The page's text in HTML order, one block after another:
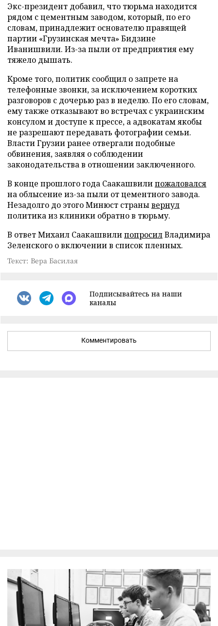
Экс-президент добавил, что тюрьма находится
рядом с цементным заводом, который, по его
словам, принадлежит основателю правящей
партии «Грузинская мечта» Бидзине
Иванишвили. Из-за пыли от предприятия ему
тяжело дышать.
Кроме того, политик сообщил о запрете на
телефонные звонки, за исключением коротких
разговоров с дочерью раз в неделю. По его словам,
ему также отказывают во встречах с украинским
консулом и доступе к прессе, а адвокатам якобы
не разрешают передавать фотографии семьи.
Власти Грузии ранее отвергали подобные
обвинения, заявляя о соблюдении
законодательства в отношении заключенного.
В конце прошлого года Саакашвилипожаловался
на облысение из-за пыли от цементного завода.
Незадолго до этого Минюст странывернул
политика из клиники обратно в тюрьму.
В ответ Михаил СаакашвилипопросилВладимира
Зеленского о включении в список пленных.
Текст: Вера Басилая
Подписывайтесь на наши
каналы
Комментировать